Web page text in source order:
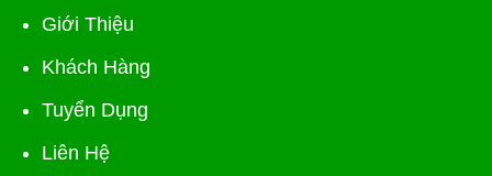
Giới Thiệu
Khách Hàng
Tuyển Dụng
Liên Hệ